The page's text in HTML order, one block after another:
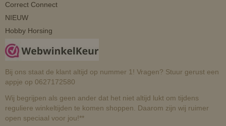
Correct Connect
NIEUW
Hobby Horsing
Bij ons staat de klant altijd op nummer 1! Vragen? Stuur gerust een
appje op 0627172580
Wij begrijpen als geen ander dat het niet altijd lukt om tijdens
reguliere winkeltijden te komen shoppen. Daarom zijn wij ruimer
open speciaal voor jou!**